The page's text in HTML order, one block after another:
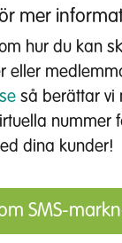
mer
hur du kan
eller
så berättar vi
nummer
dina kunder!
SMS-